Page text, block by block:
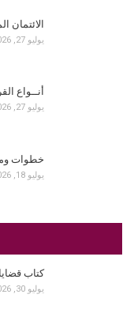
الائتمان
يوليو 27, 2026
أنــواع
يوليو 27, 2026
خطوات
يوليو 18, 2026
كتاب
يوليو 30, 2026